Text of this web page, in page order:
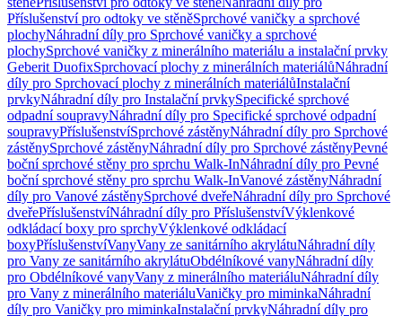
Příslušenství pro odtoky ve stěněSprchové vaničky a sprchové
plochyNáhradní díly pro Sprchové vaničky a sprchové
plochySprchové vaničky z minerálního materiálu a instalační prvky
Geberit DuofixSprchovací plochy z minerálních materiálůNáhradní
díly pro Sprchovací plochy z minerálních materiálůInstalační
prvkyNáhradní díly pro Instalační prvkySpecifické sprchové
odpadní soupravyNáhradní díly pro Specifické sprchové odpadní
soupravyPříslušenstvíSprchové zástěnyNáhradní díly pro Sprchové
zástěnySprchové zástěnyNáhradní díly pro Sprchové zástěnyPevné
boční sprchové stěny pro sprchu Walk-InNáhradní díly pro Pevné
boční sprchové stěny pro sprchu Walk-InVanové zástěnyNáhradní
díly pro Vanové zástěnySprchové dveřeNáhradní díly pro Sprchové
dveřePříslušenstvíNáhradní díly pro PříslušenstvíVýklenkové
odkládací boxy pro sprchyVýklenkové odkládací
boxyPříslušenstvíVanyVany ze sanitárního akrylátuNáhradní díly
pro Vany ze sanitárního akrylátuObdélníkové vanyNáhradní díly
pro Obdélníkové vanyVany z minerálního materiáluNáhradní díly
pro Vany z minerálního materiáluVaničky pro miminkaNáhradní
díly pro Vaničky pro miminkaInstalační prvkyNáhradní díly pro